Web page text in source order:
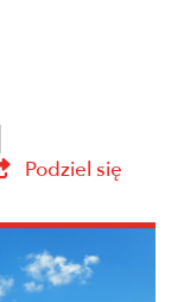
Podziel się